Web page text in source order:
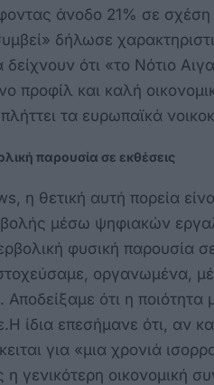
άνοδο 21% σε σχέση
δήλωσε
ότι «το Νότιο
προφίλ και καλή
τα ευρωπαϊκά
παρουσία σε εκθέσεις
η θετική αυτή πορεία
μέσω ψηφιακών
φυσική παρουσία σε
στοχεύσαμε, οργανωμένα,
ότι η ποιότητα
ίδια επεσήμανε ότι, αν
για «μια χρονιά
γενικότερη οικονομική